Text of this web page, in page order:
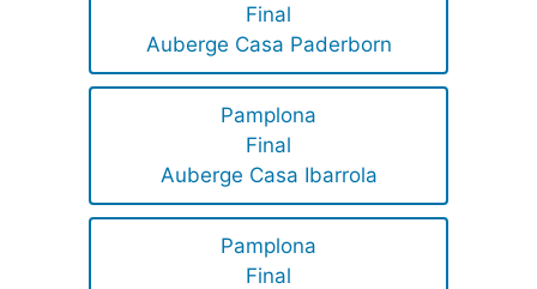
Final
Auberge Casa Paderborn
Pamplona
Final
Auberge Casa Ibarrola
Pamplona
Final